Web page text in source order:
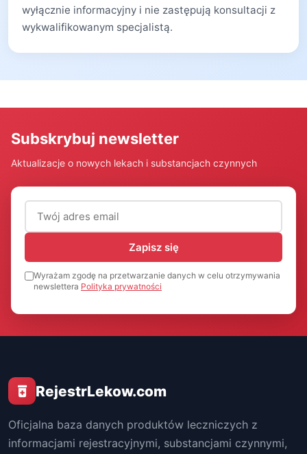
wyłącznie informacyjny i nie zastępują konsultacji z
wykwalifikowanym specjalistą.
Subskrybuj newsletter
Aktualizacje o nowych lekach i substancjach czynnych
Adres email (wymagany)
Zapisz się
Wyrażam zgodę na przetwarzanie danych w celu otrzymywania
newslettera Polityka prywatności
RejestrLekow.com
Oficjalna baza danych produktów leczniczych z
informacjami rejestracyjnymi, substancjami czynnymi,